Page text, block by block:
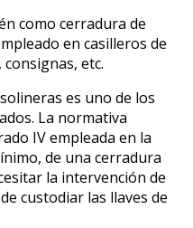
como cerradura de
en casilleros de
etc.
es uno de los
La normativa
IV empleada en la
de una cerradura
la intervención de
custodiar las llaves de